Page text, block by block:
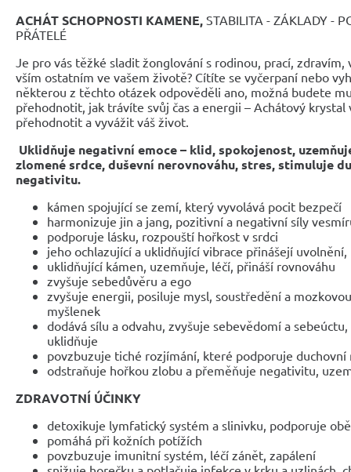
ACHÁT SCHOPNOSTI KAMENE, STABILITA - ZÁKLADY -
PŘÁTELÉ
Je pro vás těžké sladit žonglování s rodinou, prací,
vším ostatním ve vašem životě? Cítíte se vyčerpaní nebo
některou z těchto otázek odpověděli ano, možná budete
přehodnotit, jak trávíte svůj čas a energii – Achátový krystal
přehodnotit a vyvážit váš život.
Uklidňuje negativní emoce – klid, spokojenost,
zlomené srdce, duševní nerovnováhu, stres,stimuluje
negativitu.
kámen spojující se zemí, který vyvolává pocit bezpečí
harmonizuje jin a jang, pozitivní a negativní síly
podporuje lásku, rozpouští hořkost v srdci
jeho ochlazující a uklidňující vibrace přinášejí
uklidňující kámen, uzemňuje, léčí, přináší rovnováhu
zvyšuje sebedůvěru a ego
zvyšuje energii, posiluje mysl, soustředění a
myšlenek
dodává sílu a odvahu, zvyšuje sebevědomí a
uklidňuje
povzbuzuje tiché rozjímání, které podporuje duchovní
odstraňuje hořkou zlobu a přeměňuje negativitu,
ZDRAVOTNÍ ÚČINKY
detoxikuje lymfatický systém a slinivku, podporuje
pomáhá při kožních potížích
povzbuzuje imunitní systém, léčí zánět, zapálení